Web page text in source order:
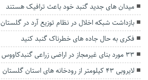
میدان های جدید گنبد خود باعث ترافیک هستند
بازداشت شبکه اخلال در نظام توزیع آرد در گلستان
فکری به حال جاده های خطرناک گنبد کنید
۳۳ مورد بنای غیرمجاز در اراضی زراعی گنبدکاووس شناسایی شد
لایروبی ۴۳ کیلومتر از رودخانه های استان گلستان